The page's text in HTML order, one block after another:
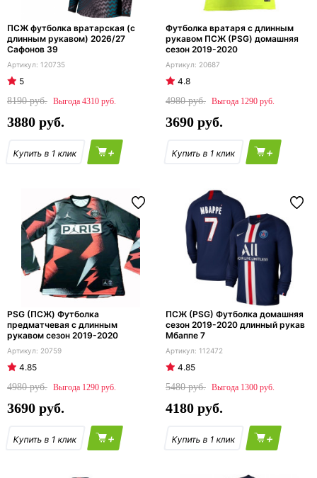
ПСЖ футболка вратарская (с
длинным рукавом) 2026/27
Сафонов 39
120735
5
8190
4310
3880
+
Футболка вратаря с длинным
рукавом ПСЖ (PSG) домашняя
сезон 2019-2020
20687
4.8
4980
1290
3690
+
PSG (ПСЖ) Футболка
предматчевая с длинным
рукавом сезон 2019-2020
20759
4.85
4980
1290
3690
+
ПСЖ (PSG) Футболка домашняя
сезон 2019-2020 длинный рукав
Мбаппе 7
112472
4.85
5480
1300
4180
+